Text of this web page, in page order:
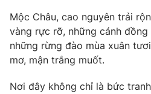
Tin tức
Thế giới đó đây
Kinh tế
Tài chính
Thị trường
Dữ liệu và đời sống
Mộc Châu, cao nguyên trải
vàng rực rỡ, những cánh
những rừng đào mùa xuân
mơ, mận trắng muốt.
Nơi đây không chỉ là bức